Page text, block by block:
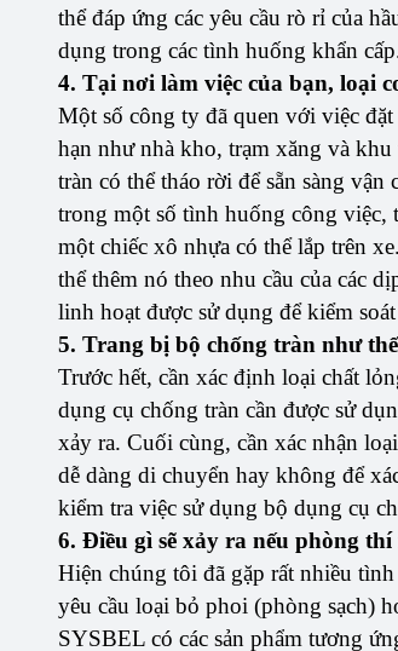
thể đáp ứng các yêu cầu rò rỉ của
dụng trong các tình huống khẩn
4. Tại nơi làm việc của bạn, loại
Một số công ty đã quen với việc
hạn như nhà kho, trạm xăng và
tràn có thể tháo rời để sẵn sàng
trong một số tình huống công việc,
một chiếc xô nhựa có thể lắp trên
thể thêm nó theo nhu cầu của các
linh hoạt được sử dụng để kiểm
5. Trang bị bộ chống tràn như
Trước hết, cần xác định loại chất
dụng cụ chống tràn cần được sử
xảy ra. Cuối cùng, cần xác nhận
dễ dàng di chuyển hay không để
kiểm tra việc sử dụng bộ dụng cụ
6. Điều gì sẽ xảy ra nếu phòng
Hiện chúng tôi đã gặp rất nhiều
yêu cầu loại bỏ phoi (phòng sạch)
SYSBEL có các sản phẩm tương